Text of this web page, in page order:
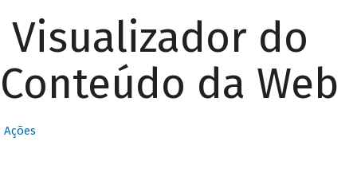
Visualizador do
Conteúdo da Web
Ações